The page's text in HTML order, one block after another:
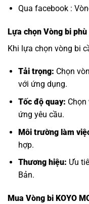
Qua facebook :
Lựa chọn Vòng bi phù
Khi lựa chọn vòng bi
Tải trọng: Chọn
với ứng dụng.
Tốc độ quay:
ứng yêu cầu.
Môi trường làm
hợp.
Thương hiệu: Ưu
Bản.
Mua Vòng bi KOYO